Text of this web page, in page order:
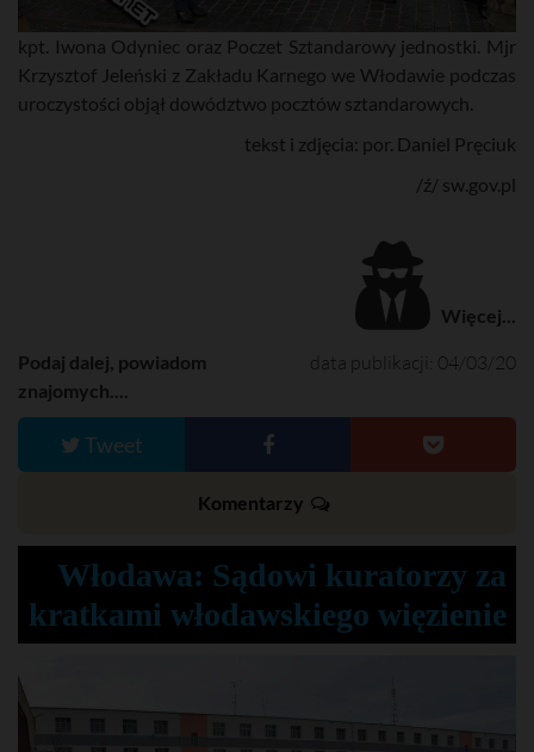
kpt. Iwona Odyniec oraz Poczet Sztandarowy jednostki. Mjr
Krzysztof Jeleński z Zakładu Karnego we Włodawie podczas
uroczystości objął dowództwo pocztów sztandarowych.
tekst i zdjęcia: por. Daniel Pręciuk
/ź/ sw.gov.pl
Więcej...
data publikacji: 04/03/20
Podaj dalej, powiadom
znajomych....
Tweet
Komentarzy
Włodawa: Sądowi kuratorzy za
kratkami włodawskiego więzienie